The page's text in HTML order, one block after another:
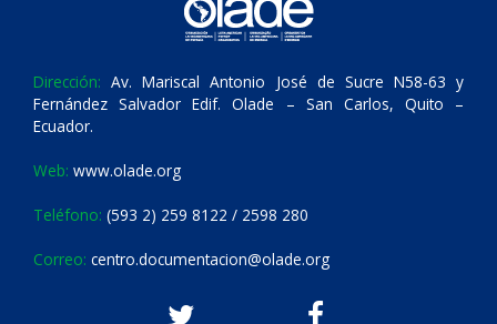
Dirección: Av. Mariscal Antonio José de Sucre N58-63 y
Fernández Salvador Edif. Olade – San Carlos, Quito –
Ecuador.
Web: www.olade.org
Teléfono: (593 2) 259 8122 / 2598 280
Correo: centro.documentacion@olade.org